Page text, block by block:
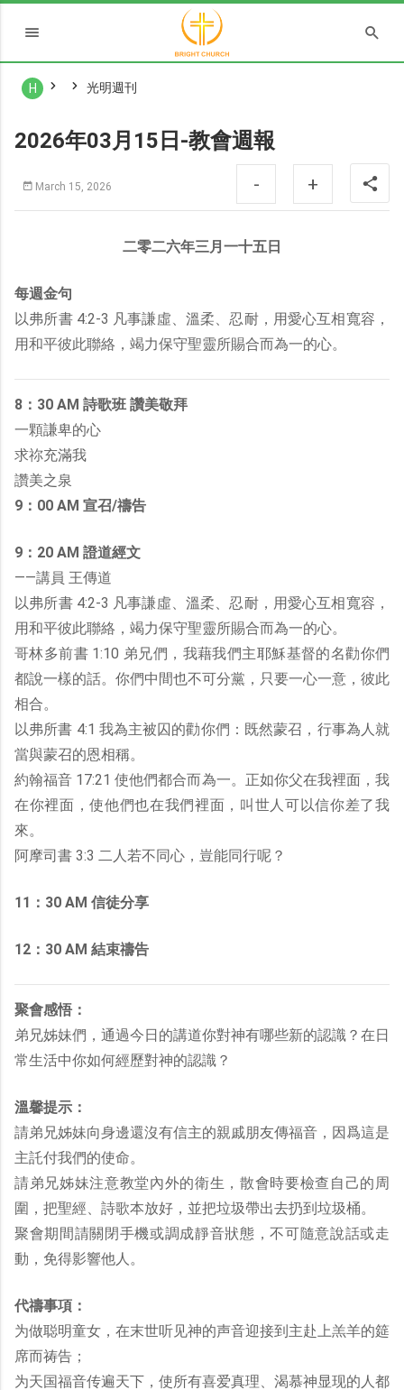
H 光明週刊
2026年03月15日-教會週報
March 15, 2026 - +
二零二六年三月一十五日
每週金句
以弗所書 4:2-3 凡事謙虛、溫柔、忍耐，用愛心互相寬容，
用和平彼此聯絡，竭力保守聖靈所賜合而為一的心。
8：30 AM 詩歌班 讚美敬拜
一顆謙卑的心
求祢充滿我
讚美之泉
9：00 AM 宣召/禱告
9：20 AM 證道經文
——講員 王傳道
以弗所書 4:2-3 凡事謙虛、溫柔、忍耐，用愛心互相寬容，
用和平彼此聯絡，竭力保守聖靈所賜合而為一的心。
哥林多前書 1:10 弟兄們，我藉我們主耶穌基督的名勸你們
都說一樣的話。你們中間也不可分黨，只要一心一意，彼此
相合。
以弗所書 4:1 我為主被囚的勸你們：既然蒙召，行事為人就
當與蒙召的恩相稱。
約翰福音 17:21 使他們都合而為一。正如你父在我裡面，我
在你裡面，使他們也在我們裡面，叫世人可以信你差了我
來。
阿摩司書 3:3 二人若不同心，豈能同行呢？
11：30 AM 信徒分享
12：30 AM 結束禱告
聚會感悟：
弟兄姊妹們，通過今日的講道你對神有哪些新的認識？在日
常生活中你如何經歷對神的認識？
溫馨提示：
請弟兄姊妹向身邊還沒有信主的親戚朋友傳福音，因爲這是
主託付我們的使命。
請弟兄姊妹注意教堂內外的衛生，散會時要檢查自己的周
圍，把聖經、詩歌本放好，並把垃圾帶出去扔到垃圾桶。
聚會期間請關閉手機或調成靜音狀態，不可隨意說話或走
動，免得影響他人。
代禱事項：
为做聪明童女，在末世听见神的声音迎接到主赴上羔羊的筵
席而祷告；
为天国福音传遍天下，使所有喜爱真理、渴慕神显现的人都